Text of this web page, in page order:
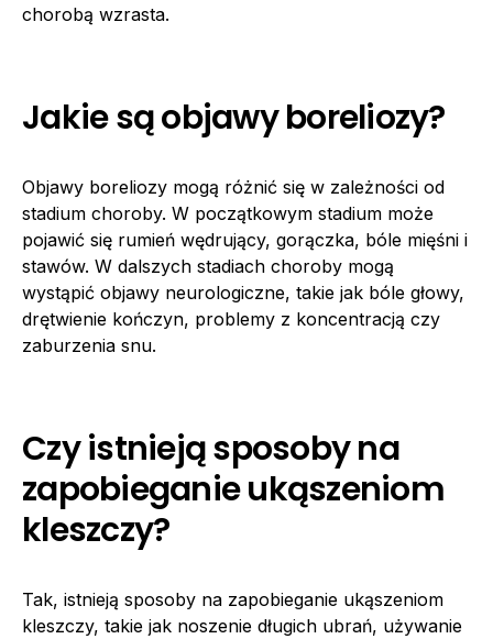
chorobą wzrasta.
Jakie są objawy boreliozy?
Objawy boreliozy mogą różnić się w zależności od
stadium choroby. W początkowym stadium może
pojawić się rumień wędrujący, gorączka, bóle mięśni i
stawów. W dalszych stadiach choroby mogą
wystąpić objawy neurologiczne, takie jak bóle głowy,
drętwienie kończyn, problemy z koncentracją czy
zaburzenia snu.
Czy istnieją sposoby na
zapobieganie ukąszeniom
kleszczy?
Tak, istnieją sposoby na zapobieganie ukąszeniom
kleszczy, takie jak noszenie długich ubrań, używanie